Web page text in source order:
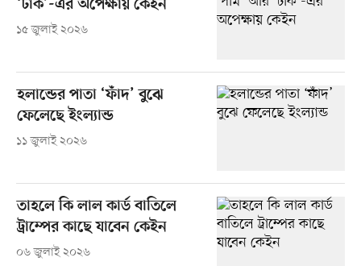
‘টাক’-এর অপেক্ষায় কেইন
১৫ জুলাই ২০২৬
হলান্ডের পাতা ‘ফাঁদ’ বুঝে
ফেলেছে ইংল্যান্ড
১১ জুলাই ২০২৬
তাহলে কি লাল কার্ড বাতিলে
ট্রাম্পের কাছে যাবেন কেইন
০৬ জুলাই ২০২৬